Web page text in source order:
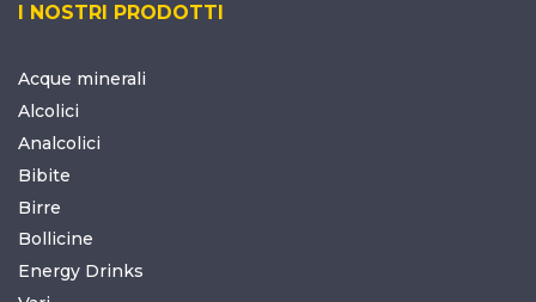
I NOSTRI PRODOTTI
Acque minerali
Alcolici
Analcolici
Bibite
Birre
Bollicine
Energy Drinks